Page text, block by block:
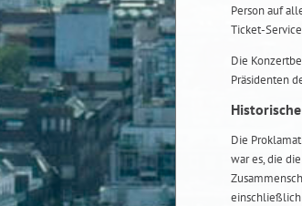
Person auf
Ticket-
Die
Präsidenten
Die
war es, die
einschließlich